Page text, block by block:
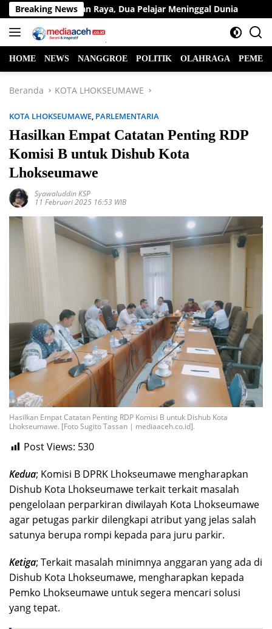
Langsung
ke
konten
Breaking News
di Jalan Raya, Dua Pelajar Meninggal Dunia
HOME NEWS NANGGROE POLITIK OLAHRAGA
Beranda KOTA LHOKSEUMAWE
KOTA LHOKSEUMAWE, PARLEMENTARIA
Hasilkan Empat Catatan Penting RDP
Komisi B untuk Dishub Kota
Lhokseumawe
Syawaluddin KSP
11 Februari 2025 16:53 WIB
Hasilkan Empat Catatan Penting RDP Komisi B untuk Dishub Kota
Lhokseumawe. [Foto Sugito Tassan | mediaaceh.co.id].
Post Views: 530
Kedua; Komisi B DPRK Lhokseumawe mengharapkan
Dishub Kota Lhokseumawe terkait terkait masalah
pengelolaan perparkiran diwilayah Kota Lhokseumawe
agar petugas parkir dilengkapi atribut yang jelas salah
satunya berupa rompi kepada para juru parkir.
Ketiga; Terkait masalah minimnya anggaran yang ada di
Dishub Kota Lhokseumawe, mengharapkan kepada
Pemko Lhokseumawe untuk segera mencari solusi
yang tepat.